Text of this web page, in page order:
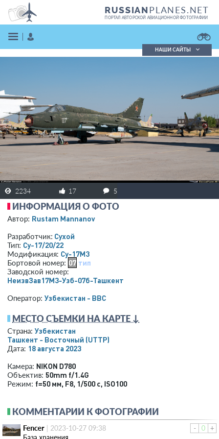
RUSSIANPLANES.NET
ПОРТАЛ АВТОРСКОЙ АВИАЦИОННОЙ ФОТОГРАФИИ
ЗАРЕГИСТРИРОВАТЬСЯ
НАШИ САЙТЫ
2234 17 5
ИНФОРМАЦИЯ О ФОТО
Автор: Rustam Mannanov
Разработчик: Сухой
Тип: Су-17/20/22
Модификация: Су-17М3
Бортовой номер: 07 тип
Заводской номер:
НеизвЗав17М3-Узб-07б-Ташкент
Оператор: Узбекистан - ВВС
МЕСТО СЪЕМКИ НА КАРТЕ ↓
Страна: Узбекистан
Ташкент - Восточный (UTTP)
Дата: 18 августа 2023
Камера: NIKON D780
Объектив: 50mm f/1.4G
Режим: f=50 мм, F8, 1/500 с, ISO100
КОММЕНТАРИИ К ФОТОГРАФИИ
- 0 +
Fencer | 2023-10-27 09:38
База хранения...